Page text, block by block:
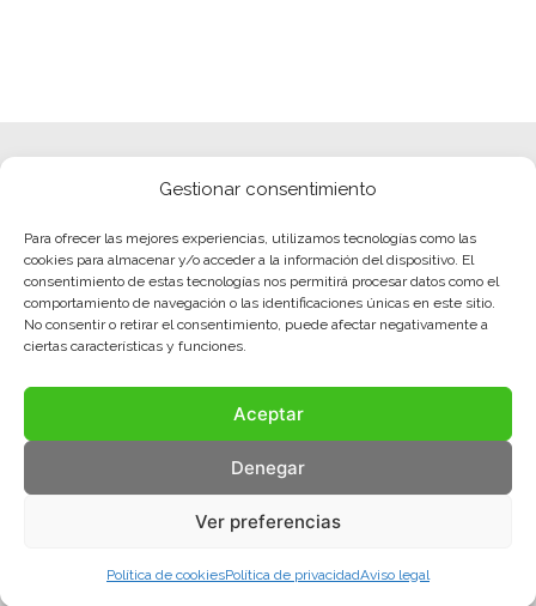
Gestionar consentimiento
Para ofrecer las mejores experiencias, utilizamos tecnologías como las
cookies para almacenar y/o acceder a la información del dispositivo. El
consentimiento de estas tecnologías nos permitirá procesar datos como el
comportamiento de navegación o las identificaciones únicas en este sitio.
No consentir o retirar el consentimiento, puede afectar negativamente a
ciertas características y funciones.
Aceptar
Denegar
Ver preferencias
Política de cookiesPolítica de privacidadAviso legal